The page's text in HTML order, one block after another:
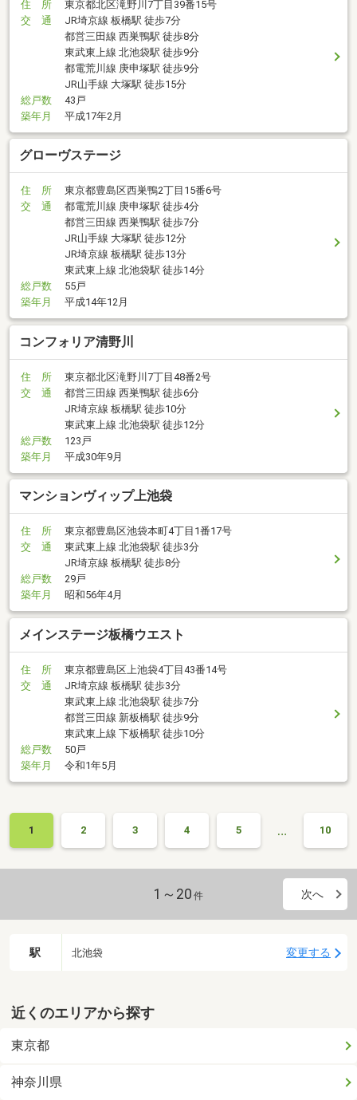
住 所
東京都北区滝野川7丁目39番15号
交 通
JR埼京線 板橋駅 徒歩7分
都営三田線 西巣鴨駅 徒歩8分
東武東上線 北池袋駅 徒歩9分
都電荒川線 庚申塚駅 徒歩9分
JR山手線 大塚駅 徒歩15分
総戸数
43戸
築年月
平成17年2月
グローヴステージ
住 所
東京都豊島区西巣鴨2丁目15番6号
交 通
都電荒川線 庚申塚駅 徒歩4分
都営三田線 西巣鴨駅 徒歩7分
JR山手線 大塚駅 徒歩12分
JR埼京線 板橋駅 徒歩13分
東武東上線 北池袋駅 徒歩14分
総戸数
55戸
築年月
平成14年12月
コンフォリア清野川
住 所
東京都北区滝野川7丁目48番2号
交 通
都営三田線 西巣鴨駅 徒歩6分
JR埼京線 板橋駅 徒歩10分
東武東上線 北池袋駅 徒歩12分
総戸数
123戸
築年月
平成30年9月
マンションヴィップ上池袋
住 所
東京都豊島区池袋本町4丁目1番17号
交 通
東武東上線 北池袋駅 徒歩3分
JR埼京線 板橋駅 徒歩8分
総戸数
29戸
築年月
昭和56年4月
メインステージ板橋ウエスト
住 所
東京都豊島区上池袋4丁目43番14号
交 通
JR埼京線 板橋駅 徒歩3分
東武東上線 北池袋駅 徒歩7分
都営三田線 新板橋駅 徒歩9分
東武東上線 下板橋駅 徒歩10分
総戸数
50戸
築年月
令和1年5月
1 2 3 4 5 … 10
1～20 件 次へ
駅 北池袋 変更する
近くのエリアから探す
東京都
神奈川県